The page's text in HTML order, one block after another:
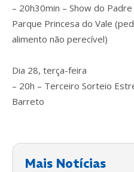
– 20h30min – Show do
Parque Princesa do Vale
alimento não perecível)
Dia 28, terça-feira
– 20h – Terceiro Sorteio
Barreto
Mais Notícias